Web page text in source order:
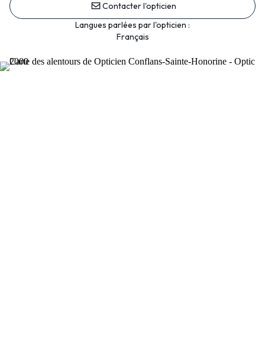
Contacter l'opticien
Langues parlées par l'opticien :
Français